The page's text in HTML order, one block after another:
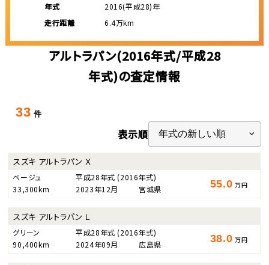
年式
2016(平成28)年
走行距離
6.4万km
アルトラパン(2016年式/平成28
年式)の査定情報
33 件
表示順
スズキ アルトラパン Ｘ
ベージュ 平成28年式(2016年式)
33,300km
2023年12月 宮城県 55.0 万円
スズキ アルトラパン Ｌ
グリーン 平成28年式(2016年式)
90,400km
2024年09月 広島県 38.0 万円